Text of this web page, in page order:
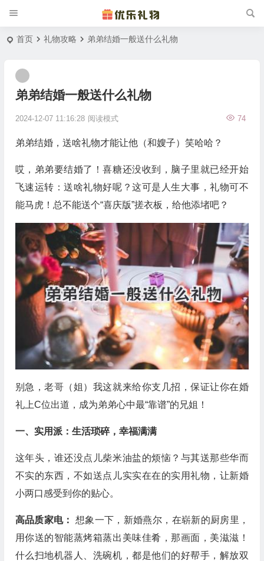
首页 礼物攻略 弟弟结婚一般送什么礼物
弟弟结婚一般送什么礼物
2024-12-07 11:16:28 74
阅读模式
弟弟结婚，送啥礼物才能让他（和嫂子）笑哈哈？
哎，弟弟要结婚了！喜糖还没收到，脑子里就已经开始
飞速运转：送啥礼物好呢？这可是人生大事，礼物可不
能马虎！总不能送个“喜庆版”搓衣板，给他添堵吧？
别急，老哥（姐）我这就来给你支几招，保证让你在婚
礼上C位出道，成为弟弟心中最“靠谱”的兄姐！
一、实用派：生活琐碎，幸福满满
这年头，谁还没点儿柴米油盐的烦恼？与其送那些华而
不实的东西，不如送点儿实实在在的实用礼物，让新婚
小两口感受到你的贴心。
高品质家电：想象一下，新婚燕尔，在崭新的厨房里，
用你送的智能蒸烤箱蒸出美味佳肴，那画面，美滋滋！
什么扫地机器人、洗碗机，都是他们的好帮手，解放双